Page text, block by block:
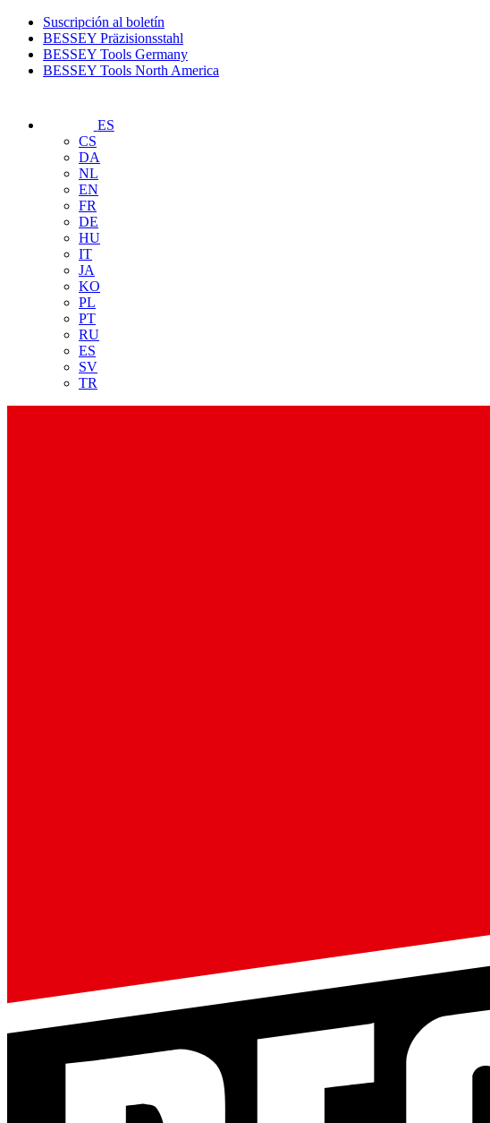
Suscripción al boletín
BESSEY Präzisionsstahl
BESSEY Tools Germany
BESSEY Tools North America
ES
CS
DA
NL
EN
FR
DE
HU
IT
JA
KO
PL
PT
RU
ES
SV
TR